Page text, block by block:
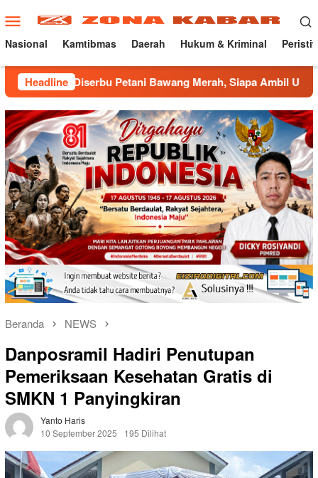
ke
konten
Menu
Mobile
Nasional Kamtibmas Daerah Hukum & Kriminal
Headline
Petani Bawang Merah, Siapa Ambil Untung ???
Beranda NEWS
Danposramil Hadiri Penutupan
Pemeriksaan Kesehatan Gratis di
SMKN 1 Panyingkiran
Yanto Haris
10 September 2025
195 Dilihat